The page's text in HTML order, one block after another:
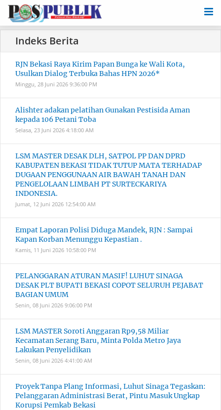
RJN Bekasi Raya Kirim Papan Bunga ke Wali Kota,
Usulkan Dialog Terbuka Bahas HPN 2026*
Minggu, 28 Juni 2026 9:36:00 PM
Alishter adakan pelatihan Gunakan Pestisida Aman
kepada 106 Petani Toba
Selasa, 23 Juni 2026 4:18:00 AM
LSM MASTER DESAK DLH, SATPOL PP DAN DPRD
KABUPATEN BEKASI TIDAK TUTUP MATA TERHADAP
DUGAAN PENGGUNAAN AIR BAWAH TANAH DAN
PENGELOLAAN LIMBAH PT SURTECKARIYA
INDONESIA.
Jumat, 12 Juni 2026 12:54:00 AM
Empat Laporan Polisi Diduga Mandek, RJN : Sampai
Kapan Korban Menunggu Kepastian .
Kamis, 11 Juni 2026 10:58:00 PM
PELANGGARAN ATURAN MASIF! LUHUT SINAGA
DESAK PLT BUPATI BEKASI COPOT SELURUH PEJABAT
BAGIAN UMUM
Senin, 08 Juni 2026 9:06:00 PM
LSM MASTER Soroti Anggaran Rp9,58 Miliar
Kecamatan Serang Baru, Minta Polda Metro Jaya
Lakukan Penyelidikan
Senin, 08 Juni 2026 4:41:00 AM
Proyek Tanpa Plang Informasi, Luhut Sinaga Tegaskan:
Pelanggaran Administrasi Berat, Pintu Masuk Ungkap
Korupsi Pemkab Bekasi